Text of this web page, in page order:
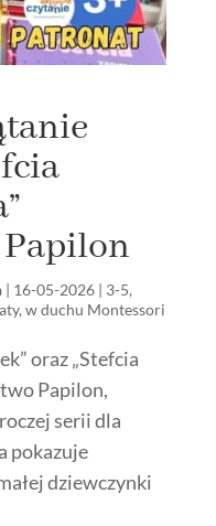
| 16-05-2026| 3-5,
, w duchu Montessori
oraz „Stefcia
Papilon,
serii dla
pokazuje
dziewczynki